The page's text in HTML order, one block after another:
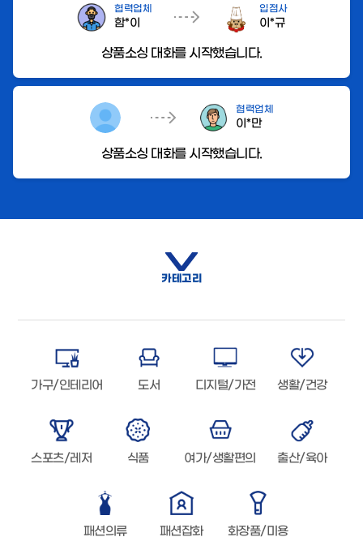
협력업체
함*이
입점사
이*규
상품소싱 대화를 시작했습니다.
협력업체
이*만
상품소싱 대화를 시작했습니다.
카테고리
가구/인테리어 도서 디지털/가전 생활/건강
스포츠/레저 식품 여가/생활편의 출산/육아
패션의류 패션잡화 화장품/미용